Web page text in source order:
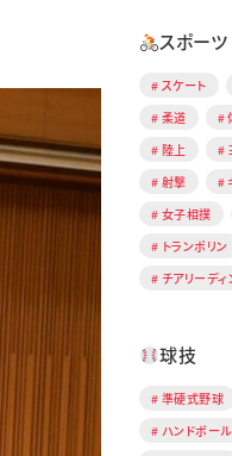
スポーツ
スケート
柔道
陸上
射撃
女子相撲
トランポリン
チアリーディ
球技
準硬式野球
ハンドボール